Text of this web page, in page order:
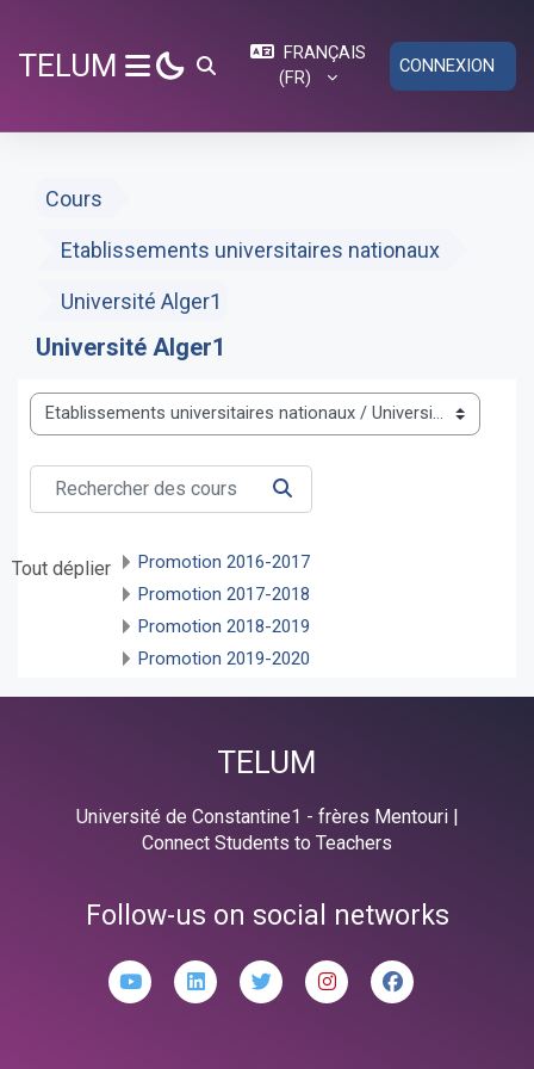
TELUM
PANNEAU LATÉRAL
ACTIVER/DÉSACTIVER LA SAISIE DE
FRANÇAIS
‎(FR)‎
CONNEXION
Cours
Etablissements universitaires nationaux
Université Alger1
Université Alger1
Catégories de cours
Rechercher des cours
RECHERCHER DES COURS
Tout déplier
Promotion 2016-2017
Promotion 2017-2018
Promotion 2018-2019
Promotion 2019-2020
TELUM
Université de Constantine1 - frères Mentouri |
Connect Students to Teachers
Follow-us on social networks